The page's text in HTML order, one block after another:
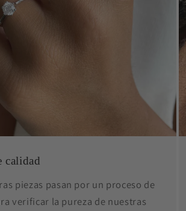
calidad
piezas pasan por un proceso de
verificar la pureza de nuestras